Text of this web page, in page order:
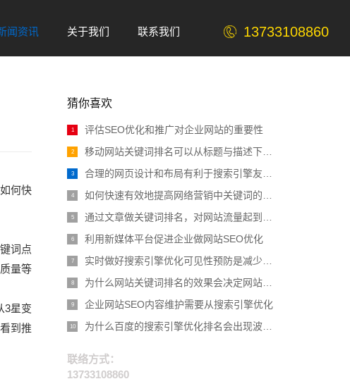
13733108860
闻资讯
关于我们
联系我们
何快
词点
量等
3星变
到推
猜你喜欢
1 评估SEO优化和推广对企业网站的重要性
2 移动网站关键词排名可以从标题与描述下功夫
3 合理的网页设计和布局有利于搜索引擎友好性
4 如何快速有效地提高网络营销中关键词的质量
5 通过文章做关键词排名，对网站流量起到举一
6 利用新媒体平台促进企业做网站SEO优化
7 实时做好搜索引擎优化可见性预防是减少负面
8 为什么网站关键词排名的效果会决定网站权重
9 企业网站SEO内容维护需要从搜索引擎优化
10 为什么百度的搜索引擎优化排名会出现波动？
联络方式：
13733108860